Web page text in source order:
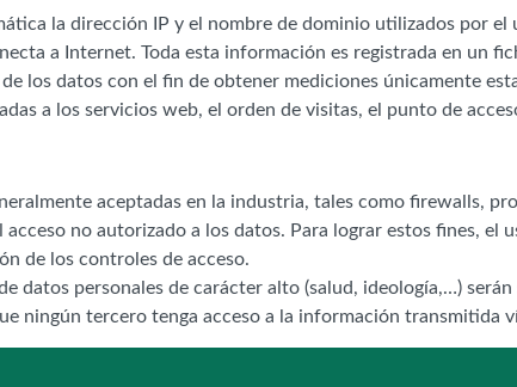
la dirección IP y el nombre de dominio utilizados por
a Internet. Toda esta información es registrada en un
los datos con el fin de obtener mediciones únicamente
a los servicios web, el orden de visitas, el punto de
aceptadas en la industria, tales como firewalls,
no autorizado a los datos. Para lograr estos fines, el
de los controles de acceso.
datos personales de carácter alto (salud, ideología,…)
ningún tercero tenga acceso a la información transmitida